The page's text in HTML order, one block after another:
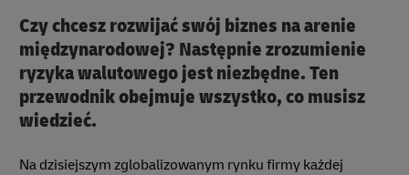
Czy chcesz rozwijać swój biznes na arenie
międzynarodowej? Następnie zrozumienie
ryzyka walutowego jest niezbędne. Ten
przewodnik obejmuje wszystko, co musisz
wiedzieć.
Na dzisiejszym zglobalizowanym rynku firmy każdej